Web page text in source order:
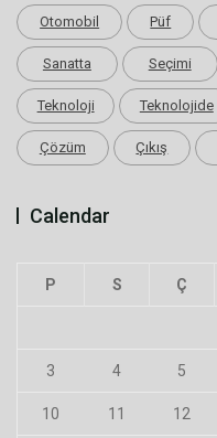
Otomobil Püf
Sanatta Seçimi
Teknoloji Teknolojide
Çözüm Çıkış
Calendar
P S Ç
3 4 5
10 11 12